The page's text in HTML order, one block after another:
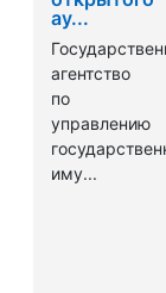
ау...
агентство
по
управлению
иму...